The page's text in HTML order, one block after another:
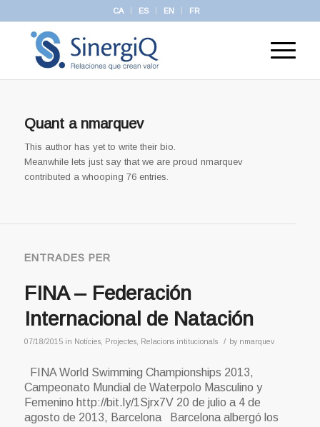
CA ES EN FR
Quant a nmarquev
This author has yet to write their bio.
Meanwhile lets just say that we are proud nmarquev
contributed a whooping 76 entries.
ENTRADES PER
FINA – Federación
Internacional de Natación
07/18/2015 in Notícies, Projectes, Relacions intitucionals / by nmarquev
FINA World Swimming Championships 2013,
Campeonato Mundial de Waterpolo Masculino y
Femenino http://bit.ly/1Sjrx7V 20 de julio a 4 de
agosto de 2013, Barcelona Barcelona albergó los